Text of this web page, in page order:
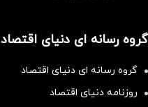
گروه رسانه ای دنیای اقتصاد
گروه رسانه ای دنیای اقتصاد
روزنامه دنیای اقتصاد